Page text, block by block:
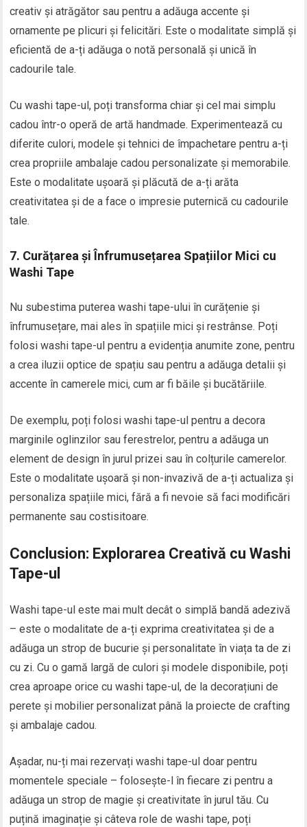
creativ și atrăgător sau pentru a adăuga accente și
ornamente pe plicuri și felicitări. Este o modalitate simplă și
eficientă de a-ți adăuga o notă personală și unică în
cadourile tale.
Cu washi tape-ul, poți transforma chiar și cel mai simplu
cadou într-o operă de artă handmade. Experimentează cu
diferite culori, modele și tehnici de împachetare pentru a-ți
crea propriile ambalaje cadou personalizate și memorabile.
Este o modalitate ușoară și plăcută de a-ți arăta
creativitatea și de a face o impresie puternică cu cadourile
tale.
7. Curățarea și Înfrumusețarea Spațiilor Mici cu
Washi Tape
Nu subestima puterea washi tape-ului în curățenie și
înfrumusețare, mai ales în spațiile mici și restrânse. Poți
folosi washi tape-ul pentru a evidenția anumite zone, pentru
a crea iluzii optice de spațiu sau pentru a adăuga detalii și
accente în camerele mici, cum ar fi băile și bucătăriile.
De exemplu, poți folosi washi tape-ul pentru a decora
marginile oglinzilor sau ferestrelor, pentru a adăuga un
element de design în jurul prizei sau în colțurile camerelor.
Este o modalitate ușoară și non-invazivă de a-ți actualiza și
personaliza spațiile mici, fără a fi nevoie să faci modificări
permanente sau costisitoare.
Conclusion: Explorarea Creativă cu Washi
Tape-ul
Washi tape-ul este mai mult decât o simplă bandă adezivă
– este o modalitate de a-ți exprima creativitatea și de a
adăuga un strop de bucurie și personalitate în viața ta de zi
cu zi. Cu o gamă largă de culori și modele disponibile, poți
crea aproape orice cu washi tape-ul, de la decorațiuni de
perete și mobilier personalizat până la proiecte de crafting
și ambalaje cadou.
Așadar, nu-ți mai rezervați washi tape-ul doar pentru
momentele speciale – folosește-l în fiecare zi pentru a
adăuga un strop de magie și creativitate în jurul tău. Cu
puțină imaginație și câteva role de washi tape, poți